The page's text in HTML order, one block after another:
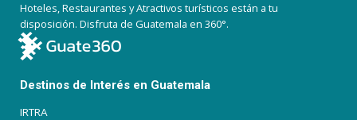
Hoteles, Restaurantes y Atractivos turísticos están a tu
disposición. Disfruta de Guatemala en 360°.
Destinos de Interés en Guatemala
IRTRA